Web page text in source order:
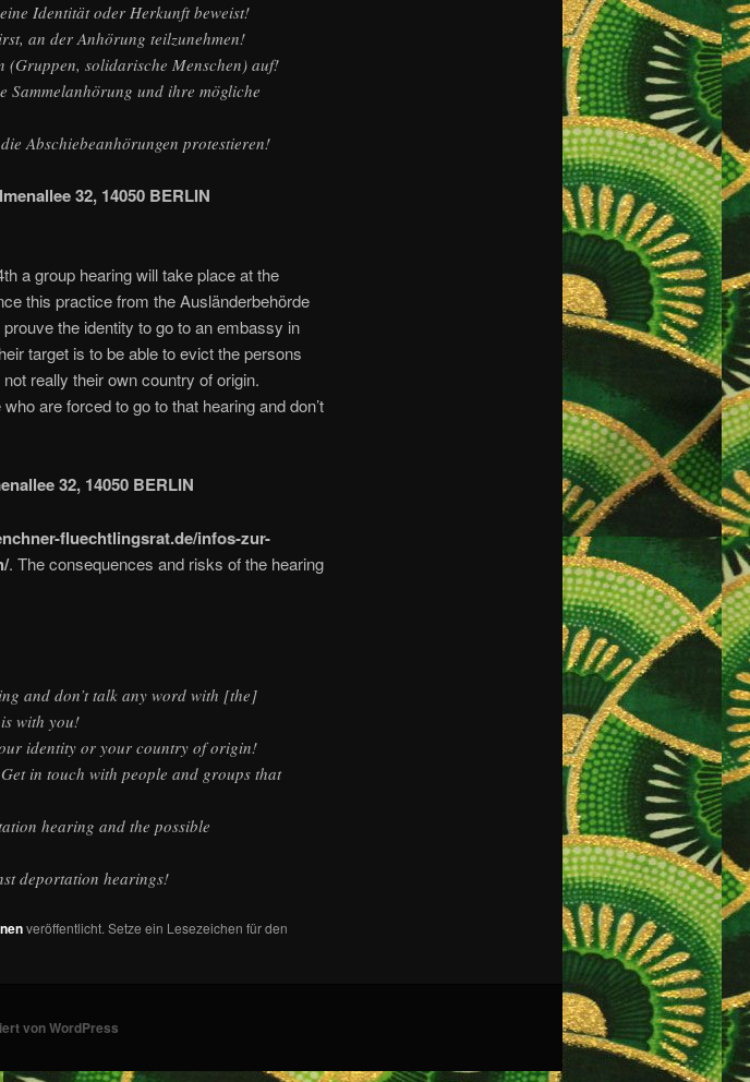
Identität oder Herkunft beweist!
an der Anhörung teilzunehmen!
solidarische Menschen) auf!
Sammelanhörung und ihre mögliche
Abschiebeanhörungen protestieren!
32, 14050 BERLIN
a group hearing will take place at the
this practice from the Ausländerbehörde
the identity to go to an embassy in
target is to be able to evict the persons
really their own country of origin.
are forced to go to that hearing and don’t
32, 14050 BERLIN
fluechtlingsrat.de/infos-zur-
. The consequences and risks of the hearing
and don’t talk any word with [the]
with you!
identity or your country of origin!
in touch with people and groups that
hearing and the possible
deportation hearings!
veröffentlicht. Setze ein Lesezeichen für den
von WordPress